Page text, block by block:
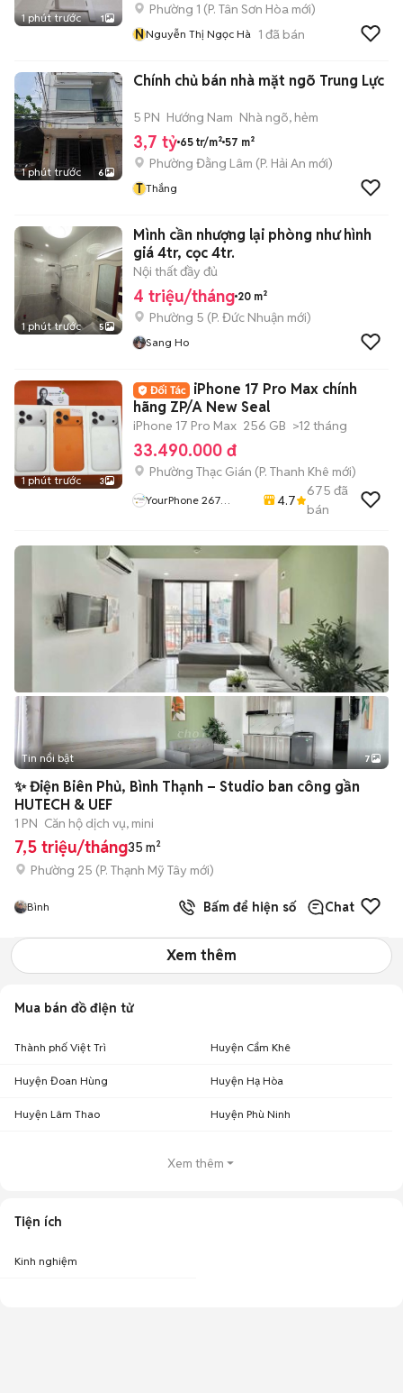
1 phút trước 1
Phường 1 (P. Tân Sơn Hòa mới)
NNguyễn Thị Ngọc Hà 1 đã bán
1 phút trước 6
Chính chủ bán nhà mặt ngõ Trung Lực
5 PN Hướng Nam Nhà ngõ, hẻm
3,7 tỷ 65 tr/m² 57 m²
Phường Đằng Lâm (P. Hải An mới)
T Thắng
1 phút trước 5
Mình cần nhượng lại phòng như hình
giá 4tr, cọc 4tr.
Nội thất đầy đủ
4 triệu/tháng 20 m²
Phường 5 (P. Đức Nhuận mới)
Sang Ho
1 phút trước 3
iPhone 17 Pro Max chính
hãng ZP/A New Seal
iPhone 17 Pro Max 256 GB >12 tháng
33.490.000 đ
Phường Thạc Gián (P. Thanh Khê mới)
YourPhone 267
4.7
675 đã
bán
+2
Tin nổi bật 7
✨ Điện Biên Phủ, Bình Thạnh – Studio ban công gần
HUTECH & UEF
1 PN Căn hộ dịch vụ, mini
7,5 triệu/tháng35 m²
Phường 25 (P. Thạnh Mỹ Tây mới)
Bình Bấm để hiện số Chat
Xem thêm
Mua bán đồ điện tử
Thành phố Việt Trì Huyện Cẩm Khê
Huyện Đoan Hùng Huyện Hạ Hòa
Huyện Lâm Thao Huyện Phù Ninh
Xem thêm
Tiện ích
Kinh nghiệm